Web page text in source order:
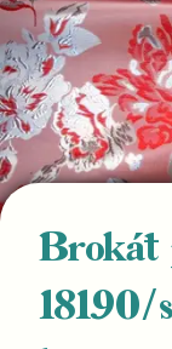
Brokát
18190/